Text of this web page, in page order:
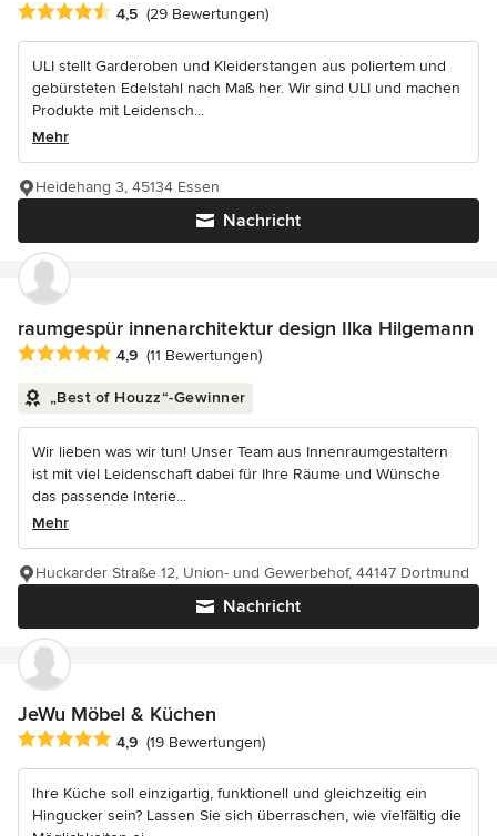
Durchschnittliche Bewertung: 4.5 von 5 Sternen
4,5 (29 Bewertungen)
ULI stellt Garderoben und Kleiderstangen aus poliertem und
gebürsteten Edelstahl nach Maß her. Wir sind ULI und machen
Produkte mit Leidensch...
Mehr
Nachricht
Heidehang 3, 45134 Essen
raumgespür innenarchitektur design Ilka Hilgemann
Durchschnittliche Bewertung: 4.9 von 5 Sternen
4,9 (11 Bewertungen)
„Best of Houzz“-Gewinner
Wir lieben was wir tun! Unser Team aus Innenraumgestaltern
ist mit viel Leidenschaft dabei für Ihre Räume und Wünsche
das passende Interie...
Mehr
Nachricht
Huckarder Straße 12, Union- und Gewerbehof, 44147 Dortmund
JeWu Möbel & Küchen
Durchschnittliche Bewertung: 4.9 von 5 Sternen
4,9 (19 Bewertungen)
Ihre Küche soll einzigartig, funktionell und gleichzeitig ein
Hingucker sein? Lassen Sie sich überraschen, wie vielfältig die